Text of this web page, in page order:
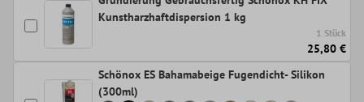
Kunstharzhaftdispersion 1 kg
1 Stück
25,80 €
Schönox ES Bahamabeige Fugendicht- Silikon
(300ml)